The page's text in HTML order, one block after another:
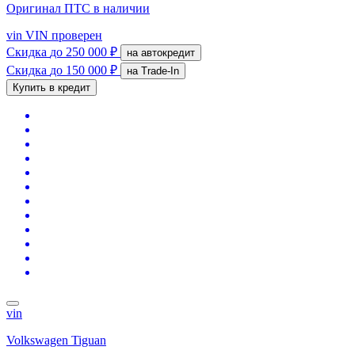
Оригинал ПТС в наличии
vin VIN проверен
Скидка до 250 000 ₽ на автокредит
Скидка до 150 000 ₽
на Trade-In
Купить в кредит
vin
Volkswagen Tiguan